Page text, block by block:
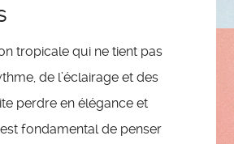
tropicale qui ne tient pas
de l’éclairage et des
perdre en élégance et
fondamental de penser